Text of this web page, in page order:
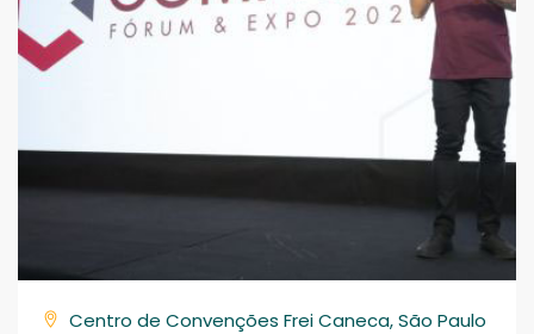
Centro de Convenções Frei Caneca, São Paulo